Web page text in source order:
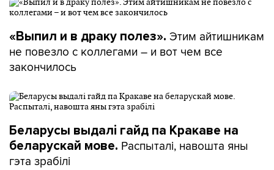
«Выпил и в драку полез». Этим айтишникам
не повезло с коллегами – и вот чем все
закончилось
Беларусы выдалі гайд па Кракаве на
беларускай мове. Распыталі, навошта яны
гэта зрабілі